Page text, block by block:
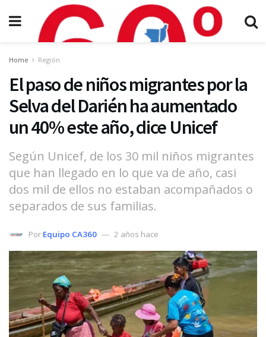
Home Región
El paso de niños migrantes por la
Selva del Darién ha aumentado
un 40% este año, dice Unicef
Según Unicef, de los 30 mil niños migrantes
que han llegado en lo que va de año, casi
dos mil de ellos no estaban acompañados o
separados de sus familias.
Por Equipo CA360 2 años hace